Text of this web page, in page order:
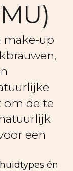
make-up
om de te
een
én